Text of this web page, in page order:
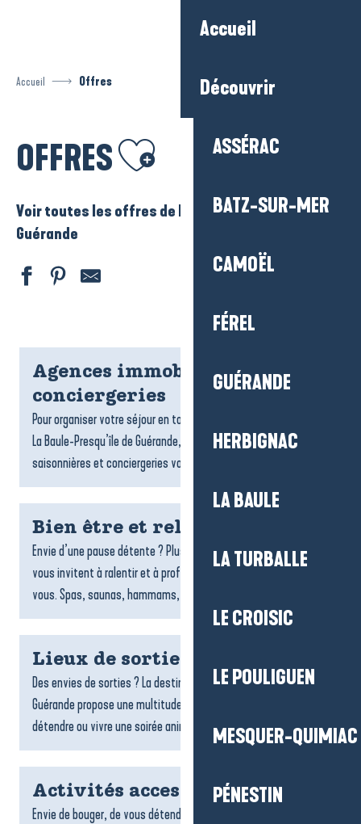
Accueil
Découvrir
ASSÉRAC
BATZ-SUR-MER
CAMOËL
FÉREL
GUÉRANDE
HERBIGNAC
LA BAULE
LA TURBALLE
LE CROISIC
LE POULIGUEN
MESQUER-QUIMIAC
PÉNESTIN
Accueil Offres
OFFRES Ajouter aux favoris
Voir toutes les offres de La Baule – Presqu’ile de
Guérande
Agences immobilières et
conciergeries
Pour organiser votre séjour en toute sérénité sur la destination
La Baule-Presqu’île de Guérande, les agences de locations
saisonnières et conciergeries vous accompagnent dans...
Bien être et relaxation
Envie d’une pause détente ? Plusieurs espaces de bien-être
vous invitent à ralentir et à profiter d’un moment rien qu’à
vous. Spas, saunas, hammams, soins du corps,...
Lieux de sorties et spectacles
Des envies de sorties ? La destination La Baule-Presqu’île de
Guérande propose une multitude de lieux pour s’amuser, se
détendre ou vivre une soirée animée : bars...
Activités accessibles
Envie de bouger, de vous détendre ou de découvrir le territoire